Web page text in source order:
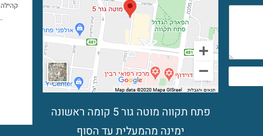
פתח תקווה מוטה גור 5 קומה ראשונה
ימינה מהמעלית עד הסוף